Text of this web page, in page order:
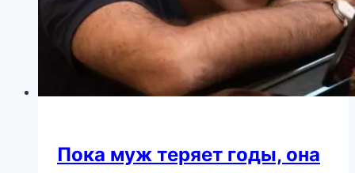
стороной!
Пока муж теряет годы, она